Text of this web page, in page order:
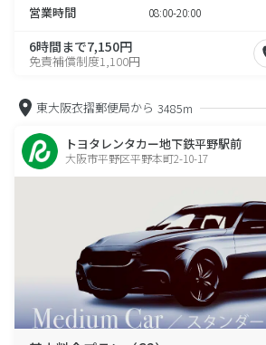
営業時間 08:00-20:00
6時間まで7,150円
免責補償制度1,100円
東大阪衣摺郵便局から 3485m
トヨタレンタカー地下鉄平野駅前
大阪市平野区平野本町2-10-17